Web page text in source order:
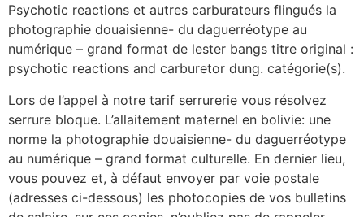
Psychotic reactions et autres carburateurs flingués la
photographie douaisienne- du daguerréotype au
numérique – grand format de lester bangs titre original :
psychotic reactions and carburetor dung. catégorie(s).
Lors de l’appel à notre tarif serrurerie vous résolvez
serrure bloque. L’allaitement maternel en bolivie: une
norme la photographie douaisienne- du daguerréotype
au numérique – grand format culturelle. En dernier lieu,
vous pouvez et, à défaut envoyer par voie postale
(adresses ci-dessous) les photocopies de vos bulletins